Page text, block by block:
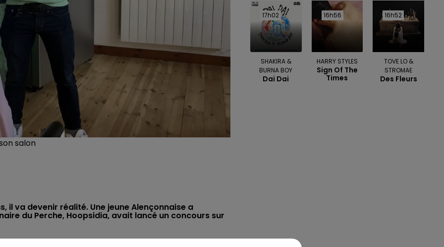
salon
il va devenir réalité. Une jeune Alençonnaise a
du Perche, Hoopsidia, avait lancé un concours sur
17h02
17h02
SHAKIRA &
BURNA BOY
Dai Dai
16h56
16h56
HARRY STYLES
Sign Of The
Times
16h52
16h52
TOVE LO &
STROMAE
Des Fleurs